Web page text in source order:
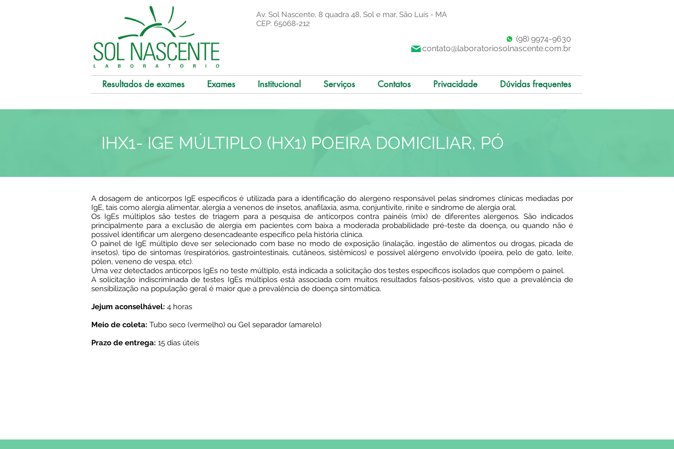
Av. Sol Nascente, 8 quadra 48, Sol e mar, São Luís - MA
CEP: 65068-212
(98) 9974-9630
contato@laboratoriosolnascente.com.br
Resultados de exames Exames Institucional Serviços Contatos Privacidade Dúvidas frequentes
IHX1- IGE MÚLTIPLO (HX1) POEIRA DOMICILIAR, PÓ
A dosagem de anticorpos IgE específicos é utilizada para a identificação do alergeno responsável pelas síndromes clínicas mediadas por
IgE, tais como alergia alimentar, alergia a venenos de insetos, anafilaxia, asma, conjuntivite, rinite e síndrome de alergia oral.
Os IgEs múltiplos são testes de triagem para a pesquisa de anticorpos contra painéis (mix) de diferentes alergenos. São indicados
principalmente para a exclusão de alergia em pacientes com baixa a moderada probabilidade pré-teste da doença, ou quando não é
possível identificar um alergeno desencadeante específico pela história clínica.
O painel de IgE múltiplo deve ser selecionado com base no modo de exposição (inalação, ingestão de alimentos ou drogas, picada de
insetos), tipo de sintomas (respiratórios, gastrointestinais, cutâneos, sistêmicos) e possível alérgeno envolvido (poeira, pelo de gato, leite,
pólen, veneno de vespa, etc).
Uma vez detectados anticorpos IgEs no teste múltiplo, está indicada a solicitação dos testes específicos isolados que compõem o painel.
A solicitação indiscriminada de testes IgEs múltiplos está associada com muitos resultados falsos-positivos, visto que a prevalência de
sensibilização na população geral é maior que a prevalência de doença sintomática.
Jejum aconselhável: 4 horas
Meio de coleta: Tubo seco (vermelho) ou Gel separador (amarelo)
Prazo de entrega: 15 dias úteis